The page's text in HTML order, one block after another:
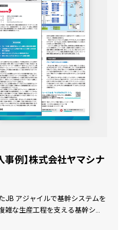
事例】株式会社ヤマシナ
JB アジャイルで基幹システムを
雑な生産工程を支える基幹シス